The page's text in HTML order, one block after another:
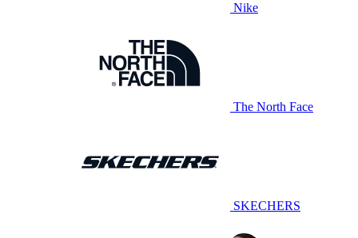
Nike
The North Face
SKECHERS